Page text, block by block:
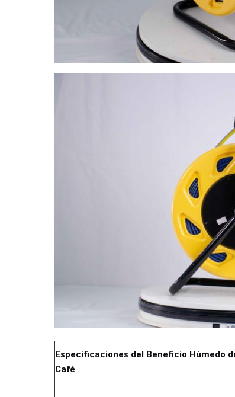
Especificaciones del Beneficio Húmedo
Café